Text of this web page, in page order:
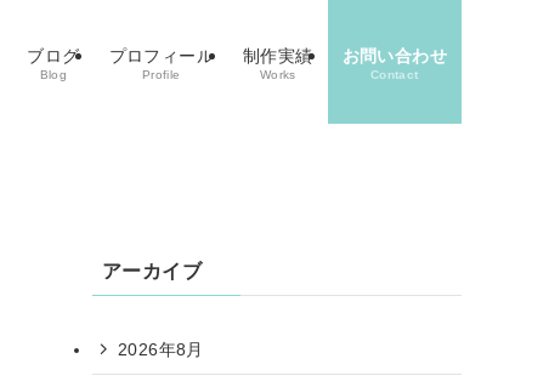
ブログ
Blog
プロフィール
Profile
制作実績
Works
お問い合わせ
Contact
アーカイブ
2026年8月